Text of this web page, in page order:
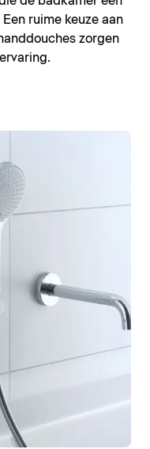
ruime keuze aan
zorgen